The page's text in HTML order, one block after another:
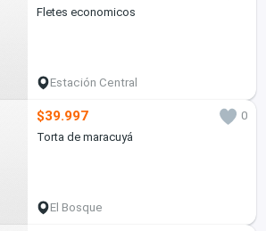
Fletes economicos
Estación Central
$39.997
0
Torta de maracuyá
El Bosque